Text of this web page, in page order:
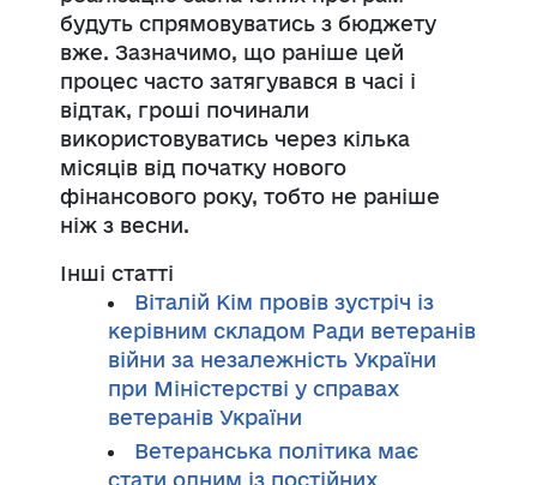
будуть спрямовуватись з бюджету
вже. Зазначимо, що раніше цей
процес часто затягувався в часі і
відтак, гроші починали
використовуватись через кілька
місяців від початку нового
фінансового року, тобто не раніше
ніж з весни.
Інші статті
Віталій Кім провів зустріч із
керівним складом Ради ветеранів
війни за незалежність України
при Міністерстві у справах
ветеранів України
Ветеранська політика має
стати одним із постійних